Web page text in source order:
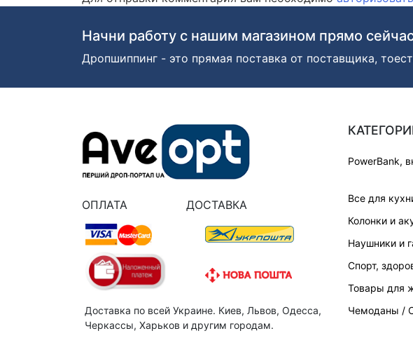
Начни работу с нашим магазином прямо
Дропшиппинг - это прямая поставка от поставщика,
ОПЛАТА ДОСТАВКА
Доставка по всей Украине. Киев, Львов, Одесса,
Черкассы, Харьков и другим городам.
PowerBank,
Все для
Колонки и
Наушники и
Спорт,
Товары для
Чемоданы /